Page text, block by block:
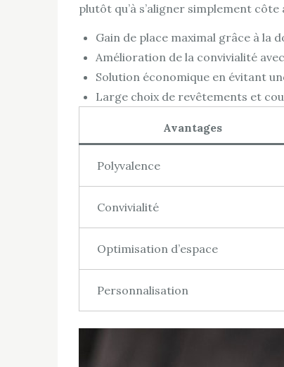
plutôt qu’à s’aligner simplement côte
Gain de place maximal grâce à la
Amélioration de la convivialité
Solution économique en évitant
Large choix de revêtements et
Avantages
Polyvalence
Convivialité
Optimisation d’espace
Personnalisation